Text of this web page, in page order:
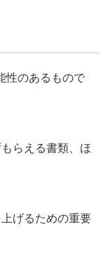
性のあるもので
らえる書類、ほ
げるための重要